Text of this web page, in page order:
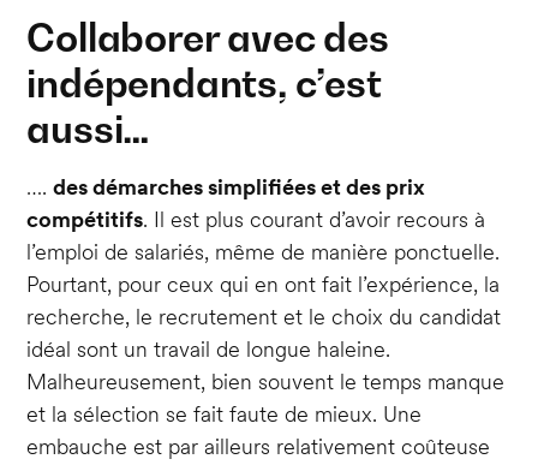
Collaborer avec des
indépendants, c’est
aussi…
….des démarches simplifiées et des prix
compétitifs. Il est plus courant d’avoir recours à
l’emploi de salariés, même de manière ponctuelle.
Pourtant, pour ceux qui en ont fait l’expérience, la
recherche, le recrutement et le choix du candidat
idéal sont un travail de longue haleine.
Malheureusement, bien souvent le temps manque
et la sélection se fait faute de mieux. Une
embauche est par ailleurs relativement coûteuse